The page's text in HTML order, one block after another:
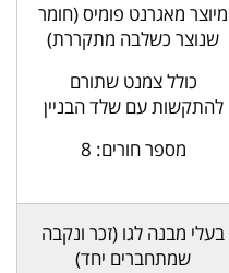
מיוצר מאגרנט פומיס (חומר
שנוצר כשלבה מתקררת)
כולל צמנט שתורם
להתקשות עם שלד הבניין
מספר חורים: 8
בעלי מבנה לגו (זכר ונקבה
שמתחברים יחד)